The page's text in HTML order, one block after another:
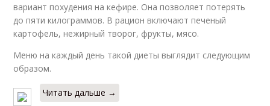
вариант похудения на кефире. Она позволяет потерять
до пяти килограммов. В рацион включают печеный
картофель, нежирный творог, фрукты, мясо.
Меню на каждый день такой диеты выглядит следующим
образом.
Читать дальше →